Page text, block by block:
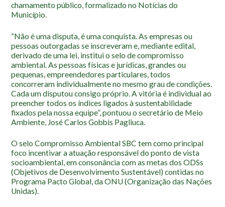
Perguntas frequentes
Localização
chamamento público, formalizado no Notícias do
Município.
“Não é uma disputa, é uma conquista. As empresas ou
pessoas outorgadas se inscreveram e, mediante edital,
derivado de uma lei, institui o selo de compromisso
ambiental. As pessoas físicas e jurídicas, grandes ou
pequenas, empreendedores particulares, todos
concorreram individualmente no mesmo grau de condições.
Cada um disputou consigo próprio. A vitória é individual ao
preencher todos os índices ligados à sustentabilidade
fixados pela nossa equipe”, pontuou o secretário de Meio
Ambiente, José Carlos Gobbis Pagliuca.
O selo Compromisso Ambiental SBC tem como principal
foco incentivar a atuação responsável do ponto de vista
socioambiental, em consonância com as metas dos ODSs
(Objetivos de Desenvolvimento Sustentável) contidas no
Programa Pacto Global, da ONU (Organização das Nações
Unidas).